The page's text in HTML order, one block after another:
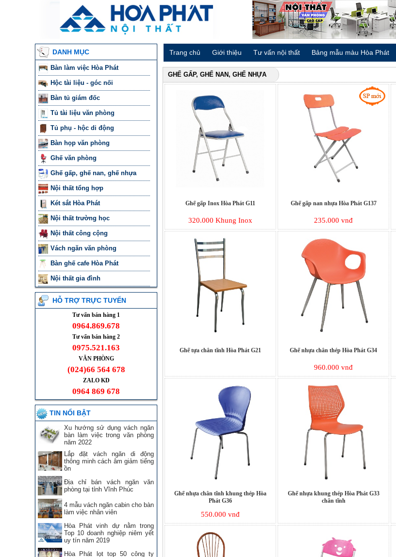
DANH MỤC
Bàn làm việc Hòa Phát
Hộc tài liệu - góc nối
Bàn tủ giám đốc
Tủ tài liệu văn phòng
Tủ phụ - hộc di động
Bàn họp văn phòng
Ghế văn phòng
Ghế gấp, ghế nan, ghế nhựa
Nội thất tổng hợp
Két sắt Hòa Phát
Nội thất trường học
Nội thất công cộng
Vách ngăn văn phòng
Bàn ghế cafe Hòa Phát
Nội thất gia đình
HỖ TRỢ TRỰC TUYẾN
Tư vấn bán hàng 1
0964.869.678
Tư vấn bán hàng 2
0975.521.163
VĂN PHÒNG
(024)66 564 678
ZALO KD
0964 869 678
TIN NỔI BẬT
Xu hướng sử dụng vách ngăn
bàn làm việc trong văn phòng
năm 2022
Lắp đặt vách ngăn di động
thông minh cách âm giảm tiếng
ồn
Địa chỉ bán vách ngăn văn
phòng tại tỉnh Vĩnh Phúc
4 mẫu vách ngăn cabin cho bàn
làm việc nhân viên
Hòa Phát vinh dự nằm trong
Top 10 doanh nghiệp niêm yết
uy tín năm 2019
Hòa Phát lọt top 50 công ty
Trang chủ Giới thiệu Tư vấn nội thất Bảng mẫu màu Hòa Phát
GHẾ GẤP, GHẾ NAN, GHẾ NHỰA
Ghế gấp Inox Hòa Phát G11
320.000 Khung Inox
Ghế gấp nan nhựa Hòa Phát G137
235.000 vnđ
Ghế tựa chân tĩnh Hòa Phát G21 Ghế nhựa chân thép Hòa Phát G34
960.000 vnđ
Ghế nhựa chân tĩnh khung thép Hòa
Phát G36
550.000 vnđ
Ghế nhựa khung thép Hòa Phát G33
chân tĩnh